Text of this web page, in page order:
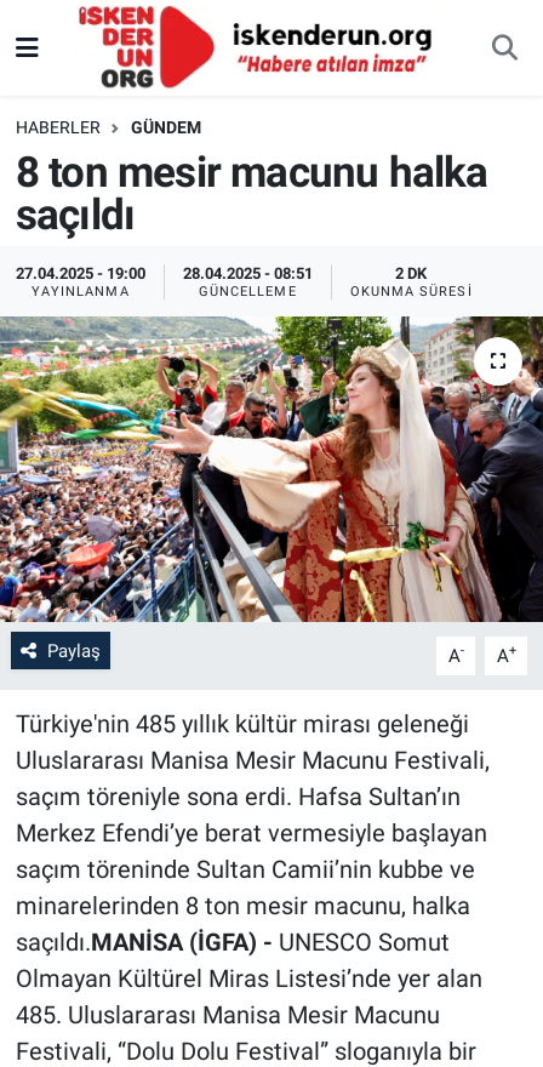
HABERLER GÜNDEM
8 ton mesir macunu halka
saçıldı
27.04.2025 - 19:00
YAYINLANMA
28.04.2025 - 08:51
GÜNCELLEME
2 DK
OKUNMA SÜRESI
Paylaş A- A+
Türkiye'nin 485 yıllık kültür mirası geleneği
Uluslararası Manisa Mesir Macunu Festivali,
saçım töreniyle sona erdi. Hafsa Sultan’ın
Merkez Efendi’ye berat vermesiyle başlayan
saçım töreninde Sultan Camii’nin kubbe ve
minarelerinden 8 ton mesir macunu, halka
saçıldı.MANİSA (İGFA) - UNESCO Somut
Olmayan Kültürel Miras Listesi’nde yer alan
485. Uluslararası Manisa Mesir Macunu
Festivali, “Dolu Dolu Festival” sloganıyla bir